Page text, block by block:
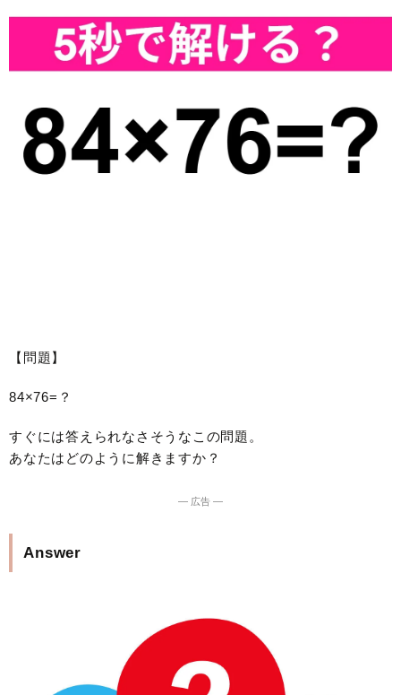
【問題】
84×76=？
すぐには答えられなさそうなこの問題。
あなたはどのように解きますか？
― 広告 ―
Answer